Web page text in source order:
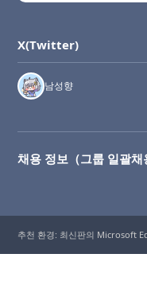
X(Twitter)
남성향
채용 정보（그룹 일괄채
추천 환경: 최신판의 Microsoft